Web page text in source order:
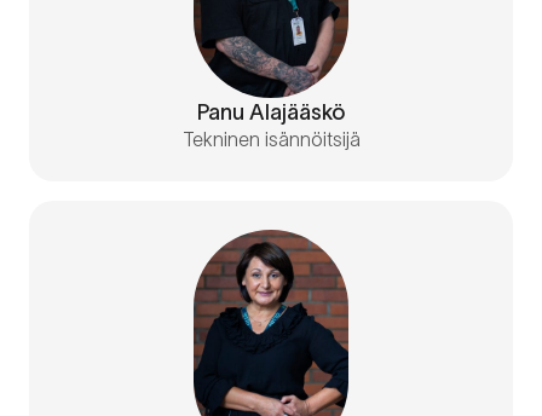
Panu Alajääskö
Tekninen isännöitsijä